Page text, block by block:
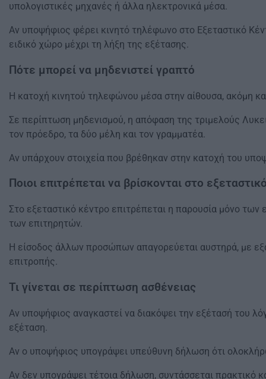
υπολογιστικές μηχανές ή άλλα ηλεκτρονικά μέσα.
Αν υποψήφιος φέρει κινητό τηλέφωνο στο Εξεταστικό
ειδικό χώρο μέχρι τη λήξη της εξέτασης.
Πότε μπορεί να μηδενιστεί γραπτό
Η κατοχή κινητού τηλεφώνου μέσα στην αίθουσα, ακόμη
Σε περίπτωση μηδενισμού, η απόφαση της τριμελούς
τον πρόεδρο, τα δύο μέλη και τον γραμματέα.
Αν υπάρχουν στοιχεία που βρέθηκαν στην κατοχή του
Ποιοι επιτρέπεται να βρίσκονται στο
Στο εξεταστικό κέντρο επιτρέπεται η παρουσία μόνο
των επιτηρητών.
Η είσοδος άλλων προσώπων απαγορεύεται αυστηρά, με
επιτροπής.
Τι γίνεται σε περίπτωση ασθένειας
Αν υποψήφιος αναγκαστεί να διακόψει την εξέτασή του
εξέταση.
Αν ο υποψήφιος υπογράψει υπεύθυνη δήλωση ότι
Αν δεν υπογράψει τέτοια δήλωση, συντάσσεται πρακτικό